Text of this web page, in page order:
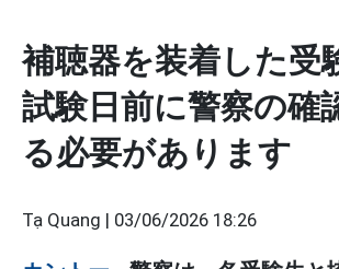
補聴器を装着した受
試験日前に警察の確
る必要があります
Tạ Quang | 03/06/2026 18:26